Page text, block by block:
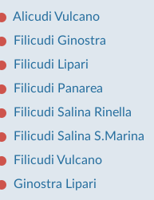
Alicudi Vulcano
Filicudi Ginostra
Filicudi Lipari
Filicudi Panarea
Filicudi Salina Rinella
Filicudi Salina S.Marina
Filicudi Vulcano
Ginostra Lipari